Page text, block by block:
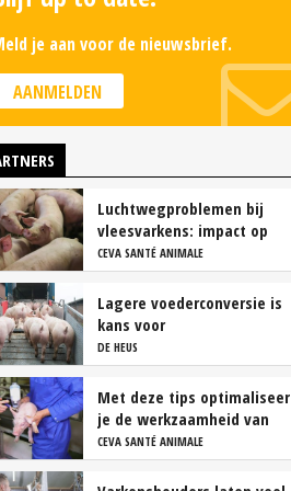
je aan voor de nieuwsbrief.
AANMELDEN
Luchtwegproblemen bij
vleesvarkens: impact op
karkas- en vleeskwaliteit
CEVA SANTÉ ANIMALE
Lagere voederconversie is
kans voor
vleesvarkenshouders
DE HEUS
Met deze tips optimaliseer
je de werkzaamheid van
vaccins
CEVA SANTÉ ANIMALE